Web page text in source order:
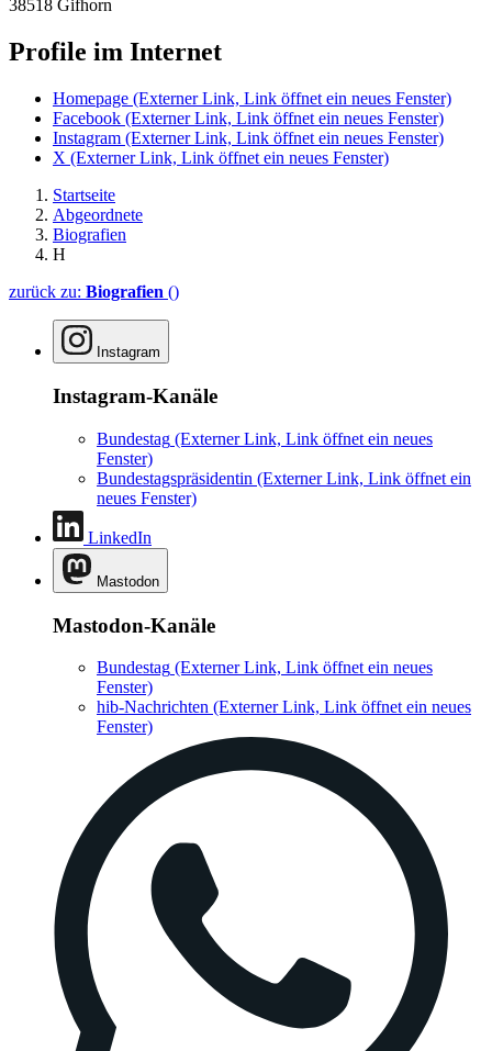
38518 Gifhorn
Profile im Internet
Homepage (Externer Link, Link öffnet ein neues Fenster)
Facebook (Externer Link, Link öffnet ein neues Fenster)
Instagram (Externer Link, Link öffnet ein neues Fenster)
X (Externer Link, Link öffnet ein neues Fenster)
Startseite
Abgeordnete
Biografien
H
zurück zu: Biografien ()
Instagram
Instagram-Kanäle
Bundestag (Externer Link, Link öffnet ein neues
Fenster)
Bundestagspräsidentin (Externer Link, Link öffnet ein
neues Fenster)
LinkedIn
Mastodon
Mastodon-Kanäle
Bundestag (Externer Link, Link öffnet ein neues
Fenster)
hib-Nachrichten (Externer Link, Link öffnet ein neues
Fenster)